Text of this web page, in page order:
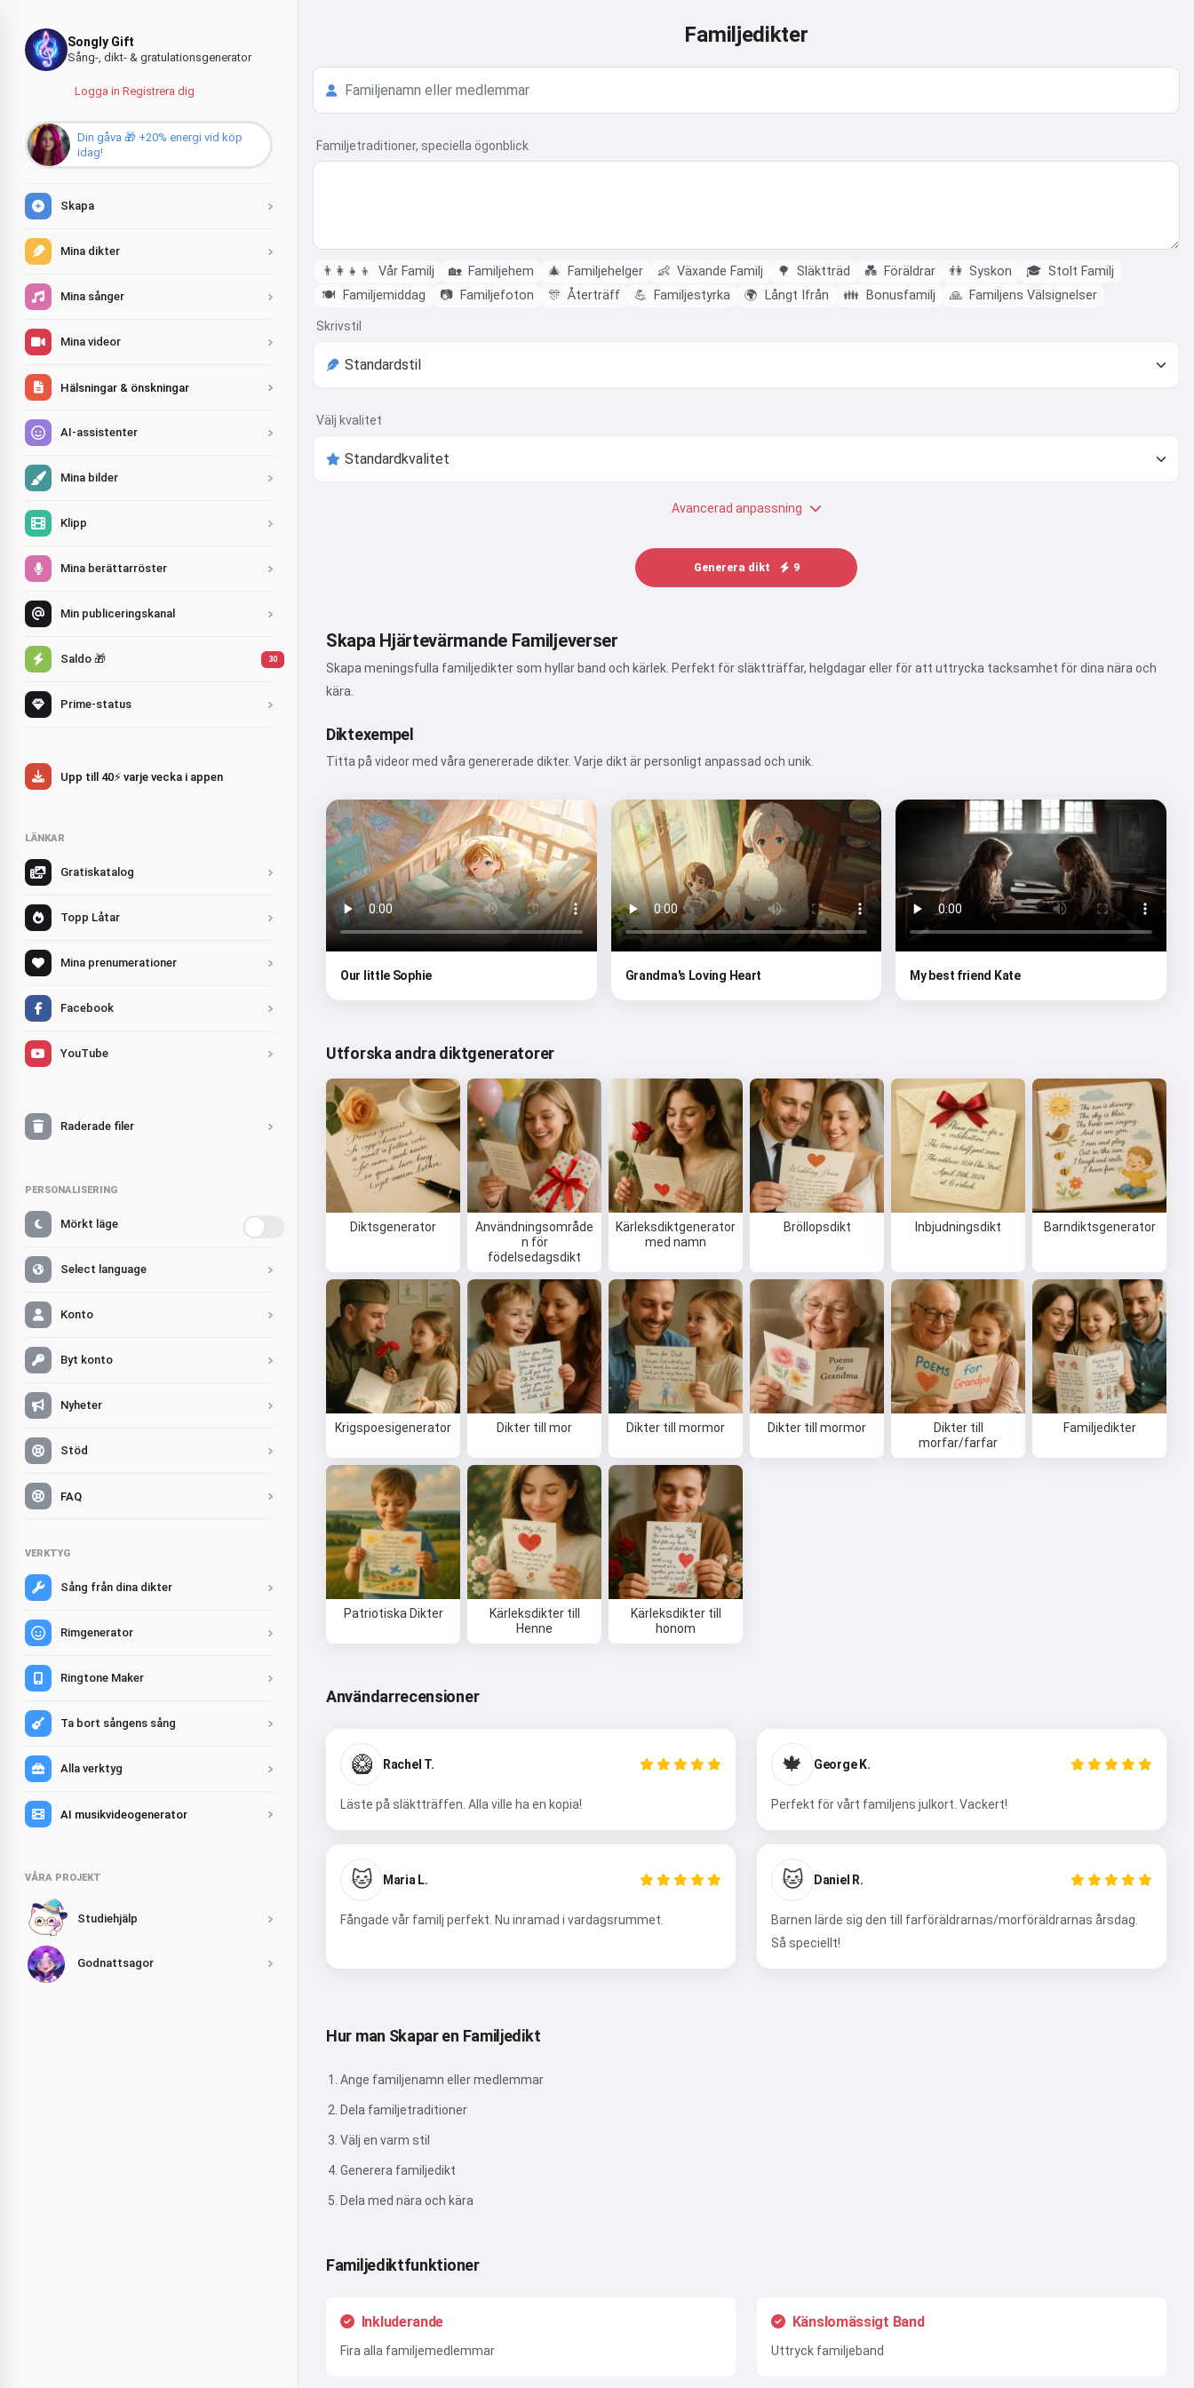
Songly Gift
Sång-, dikt- & gratulationsgenerator
Logga in·Registrera dig
Din gåva 🎁 +20% energi vid köp
idag!
Skapa
Mina dikter
Mina sånger
Mina videor
Hälsningar & önskningar
AI-assistenter
Mina bilder
Klipp
Mina berättarröster
Min publiceringskanal
Saldo 🎁 30
Prime-status
Upp till 40⚡ varje vecka i appen
LÄNKAR
Gratiskatalog
Topp Låtar
Mina prenumerationer
Facebook
YouTube
Raderade filer
PERSONALISERING
Mörkt läge
Select language
Konto
Byt konto
Nyheter
Stöd
FAQ
VERKTYG
Sång från dina dikter
Rimgenerator
Ringtone Maker
Ta bort sångens sång
Alla verktyg
AI musikvideogenerator
VÅRA PROJEKT
Studiehjälp
Godnattsagor
Familjedikter
Familjetraditioner, speciella ögonblick
👨‍👩‍👧‍👦 Vår Familj 🏡 Familjehem 🎄 Familjehelger 👶 Växande Familj 🌳 Släktträd 💑 Föräldrar 👫 Syskon 🎓 Stolt Familj
🍽️
Familjemiddag 📷 Familjefoton 🎊 Återträff 💪 Familjestyrka 🌍 Långt Ifrån 👪 Bonusfamilj 🙏 Familjens Välsignelser
Skrivstil
Välj kvalitet
Avancerad anpassning
Generera dikt 9
Skapa Hjärtevärmande Familjeverser
Skapa meningsfulla familjedikter som hyllar band och kärlek. Perfekt för släktträffar, helgdagar eller för att uttrycka tacksamhet för dina nära och
kära.
Diktexempel
Titta på videor med våra genererade dikter. Varje dikt är personligt anpassad och unik.
Our little Sophie Grandma's Loving Heart My best friend Kate
Utforska andra diktgeneratorer
Diktsgenerator
Användningsområde
n för
födelsedagsdikt
Kärleksdiktgenerator
med namn
Bröllopsdikt Inbjudningsdikt Barndiktsgenerator
Krigspoesigenerator Dikter till mor Dikter till mormor Dikter till mormor
Dikter till
morfar/farfar
Familjedikter
Patriotiska Dikter
Kärleksdikter till
Henne
Kärleksdikter till
honom
Användarrecensioner
🥝 Rachel T.
Läste på släktträffen. Alla ville ha en kopia!
🍁 George K.
Perfekt för vårt familjens julkort. Vackert!
🐱 Maria L.
Fångade vår familj perfekt. Nu inramad i vardagsrummet.
🐱 Daniel R.
Barnen lärde sig den till farföräldrarnas/morföräldrarnas årsdag.
Så speciellt!
Hur man Skapar en Familjedikt
Ange familjenamn eller medlemmar
Dela familjetraditioner
Välj en varm stil
Generera familjedikt
Dela med nära och kära
Familjediktfunktioner
Inkluderande
Fira alla familjemedlemmar
Känslomässigt Band
Uttryck familjeband
Jag kan skapa låtar, skriva dikter